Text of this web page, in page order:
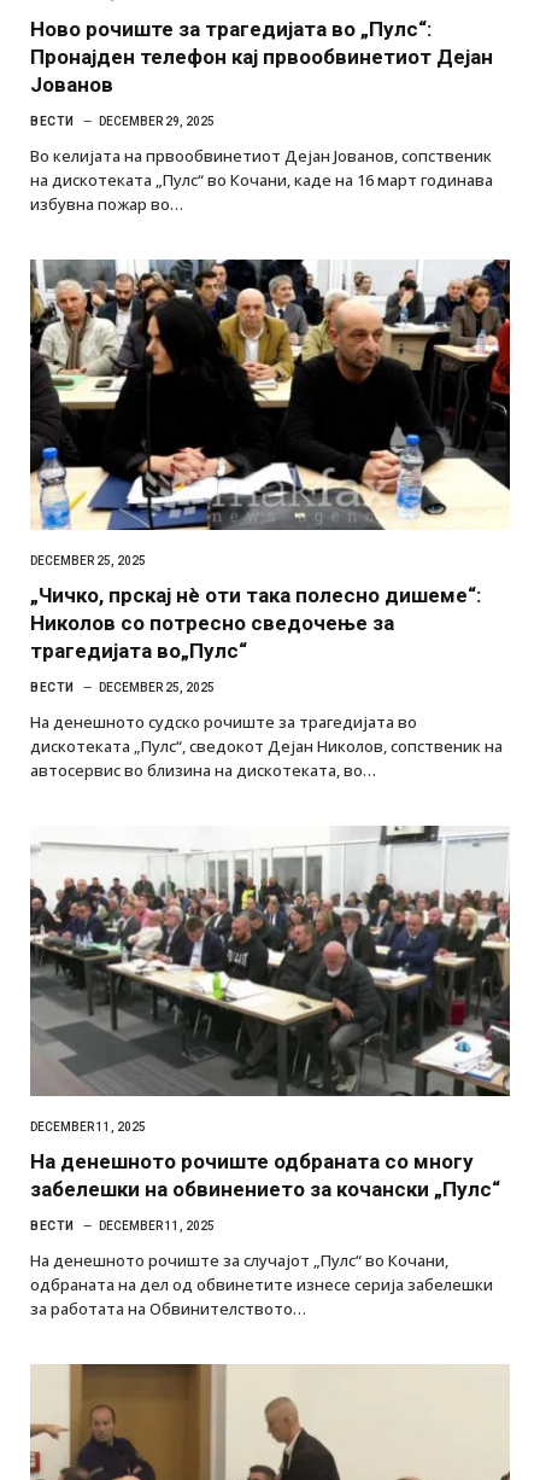
Ново рочиште за трагедијата во „Пулс“:
Пронајден телефон кај првообвинетиот Дејан
Јованов
ВЕСТИ DECEMBER 29, 2025
Во келијата на првообвинетиот Дејан Јованов, сопственик
на дискотеката „Пулс“ во Кочани, каде на 16 март годинава
избувна пожар во…
DECEMBER 25, 2025
„Чичко, прскај нè оти така полесно дишеме“:
Николов со потресно сведочење за
трагедијата во„Пулс“
ВЕСТИ DECEMBER 25, 2025
На денешното судско рочиште за трагедијата во
дискотеката „Пулс“, сведокот Дејан Николов, сопственик на
автосервис во близина на дискотеката, во…
DECEMBER 11, 2025
На денешното рочиште одбраната со многу
забелешки на обвинението за кочански „Пулс“
ВЕСТИ DECEMBER 11, 2025
На денешното рочиште за случајот „Пулс“ во Кочани,
одбраната на дел од обвинетите изнесе серија забелешки
за работата на Обвинителството…